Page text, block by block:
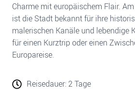
Charme mit europäischem Flair.
ist die Stadt bekannt für ihre
malerischen Kanäle und lebendige
für einen Kurztrip oder einen
Europareise.
Reisedauer: 2 Tage